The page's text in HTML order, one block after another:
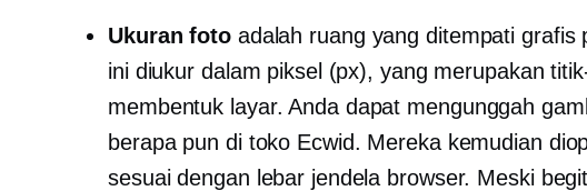
Ukuran fotoadalah ruang yang ditempati grafis
ini diukur dalam piksel (px), yang merupakan
membentuk layar. Anda dapat mengunggah
berapa pun di toko Ecwid. Mereka kemudian
sesuai dengan lebar jendela browser. Meski